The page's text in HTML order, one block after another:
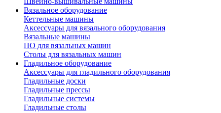
Вязальное оборудование
Кеттельные машины
Аксессуары для вязального оборудования
Вязальные машины
ПО для вязальных машин
Столы для вязальных машин
Гладильное оборудование
Аксессуары для гладильного оборудования
Гладильные доски
Гладильные прессы
Гладильные системы
Гладильные столы